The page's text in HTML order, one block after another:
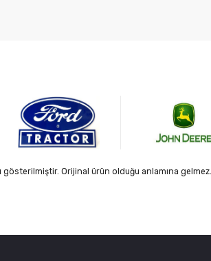
gösterilmiştir. Orijinal ürün olduğu anlamına gelmez.